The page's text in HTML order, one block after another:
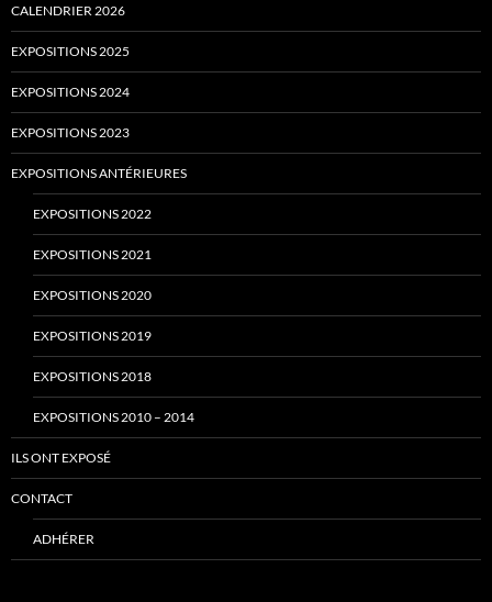
CALENDRIER 2026
EXPOSITIONS 2025
EXPOSITIONS 2024
EXPOSITIONS 2023
EXPOSITIONS ANTÉRIEURES
EXPOSITIONS 2022
EXPOSITIONS 2021
EXPOSITIONS 2020
EXPOSITIONS 2019
EXPOSITIONS 2018
EXPOSITIONS 2010 – 2014
ILS ONT EXPOSÉ
CONTACT
ADHÉRER